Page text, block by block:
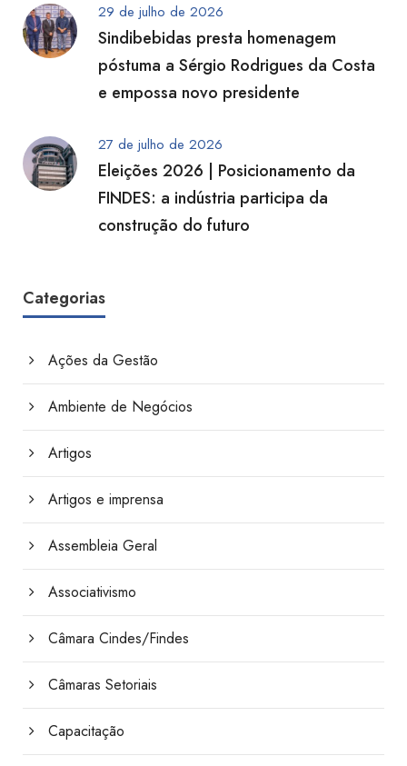
29 de julho de 2026
Sindibebidas presta homenagem
póstuma a Sérgio Rodrigues da Costa
e empossa novo presidente
27 de julho de 2026
Eleições 2026 | Posicionamento da
FINDES: a indústria participa da
construção do futuro
Categorias
Ações da Gestão
Ambiente de Negócios
Artigos
Artigos e imprensa
Assembleia Geral
Associativismo
Câmara Cindes/Findes
Câmaras Setoriais
Capacitação